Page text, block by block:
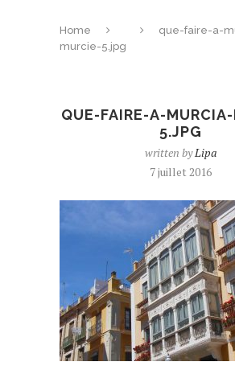
Home
que-faire-a-
murcie-5.jpg
QUE-FAIRE-A-
5.JPG
written byLipa
7 juillet 2016